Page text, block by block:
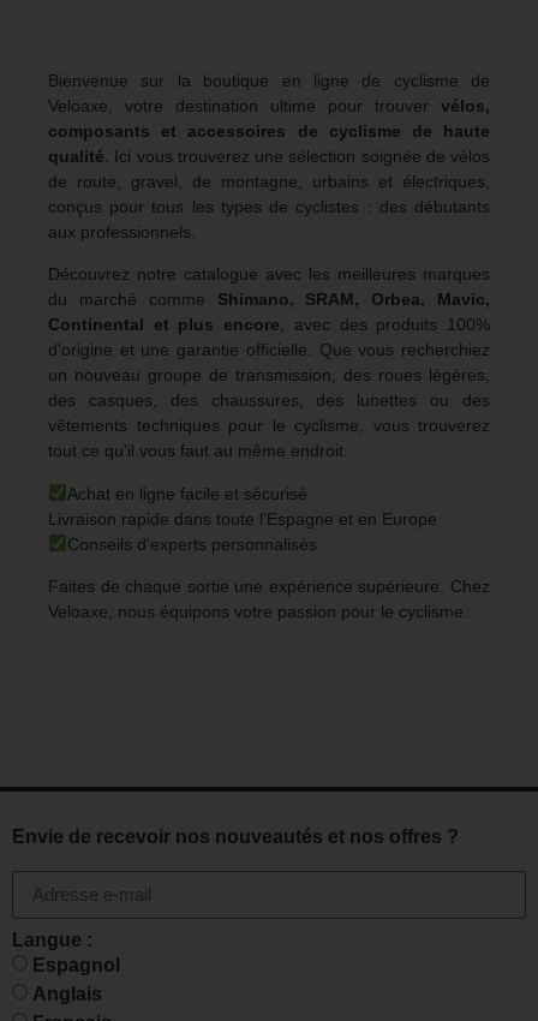
Bienvenue sur la boutique en ligne de cyclisme de
Veloaxe, votre destination ultime pour trouver vélos,
composants et accessoires de cyclisme de haute
qualité . Ici vous trouverez une sélection soignée de vélos
de route, gravel, de montagne, urbains et électriques,
conçus pour tous les types de cyclistes : des débutants
aux professionnels.
Découvrez notre catalogue avec les meilleures marques
du marché comme Shimano, SRAM, Orbea, Mavic,
Continental et plus encore, avec des produits 100%
d'origine et une garantie officielle. Que vous recherchiez
un nouveau groupe de transmission, des roues légères,
des casques, des chaussures, des lunettes ou des
vêtements techniques pour le cyclisme, vous trouverez
tout ce qu'il vous faut au même endroit.
Achat en ligne facile et sécurisé
Livraison rapide dans toute l'Espagne et en Europe
Conseils d'experts personnalisés
Faites de chaque sortie une expérience supérieure. Chez
Veloaxe, nous équipons votre passion pour le cyclisme.
Envie de recevoir nos nouveautés et nos offres ?
Langue :
Espagnol
Anglais